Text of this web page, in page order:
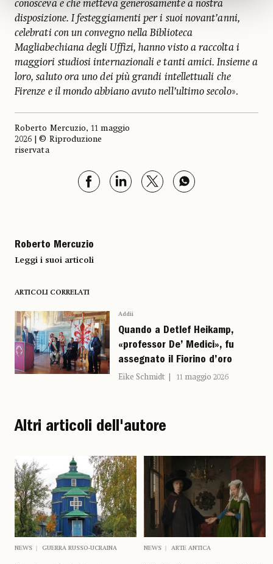
conosceva e che metteva generosamente a nostra
disposizione. I festeggiamenti per i suoi novant’anni,
celebrati con un convegno nella Biblioteca
Magliabechiana degli Uffizi, hanno visto a raccolta i
maggiori studiosi internazionali e tanti amici. Insieme a
loro, saluto ora uno dei più grandi intellettuali che
Firenze e il mondo abbiano avuto nell’ultimo secolo».
Roberto Mercuzio, 11 maggio
2026 | © Riproduzione
riservata
Roberto Mercuzio
Leggi i suoi articoli
ARTICOLI CORRELATI
Addii
Quando a Detlef Heikamp,
«professor De’ Medici», fu
assegnato il Fiorino d’oro
Eike Schmidt 11 maggio 2026
Altri articoli dell'autore
NEWS GUERRA RUSSO-UCRAINA NEWS ARTE ANTICA